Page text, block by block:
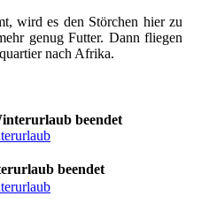
wird es den Störchen hier zu
genug Futter. Dann fliegen
nach Afrika.
beendet
beendet